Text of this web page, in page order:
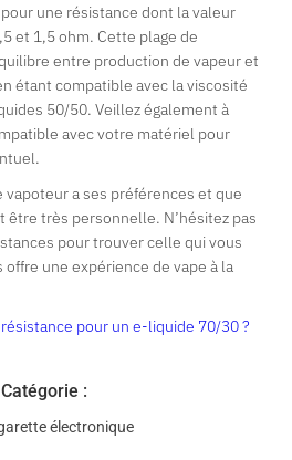
Catégorie :
électronique
une résistance dont la valeur
et 1,5 ohm. Cette plage de
entre production de vapeur et
étant compatible avec la viscosité
50/50. Veillez également à
avec votre matériel pour
vapoteur a ses préférences et que
être très personnelle. N’hésitez pas
pour trouver celle qui vous
une expérience de vape à la
pour un e-liquide 70/30 ?